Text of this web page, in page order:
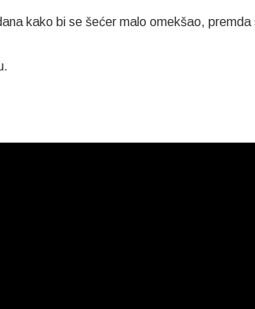
kako bi se šećer malo omekšao,